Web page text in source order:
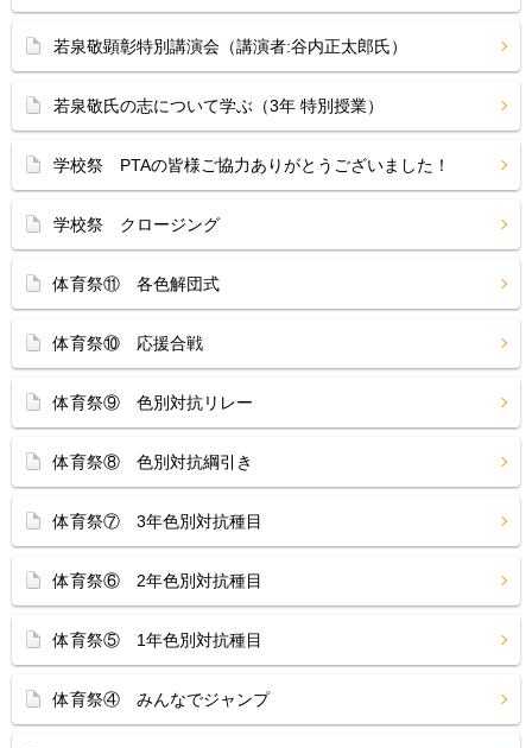
若泉敬顕彰特別講演会（講演者:谷内正太郎氏）
若泉敬氏の志について学ぶ（3年 特別授業）
学校祭 PTAの皆様ご協力ありがとうございました！
学校祭 クロージング
体育祭⑪ 各色解団式
体育祭⑩ 応援合戦
体育祭⑨ 色別対抗リレー
体育祭⑧ 色別対抗綱引き
体育祭⑦ 3年色別対抗種目
体育祭⑥ 2年色別対抗種目
体育祭⑤ 1年色別対抗種目
体育祭④ みんなでジャンプ